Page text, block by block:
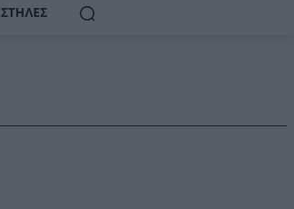
ΣΤΉΛΕΣ